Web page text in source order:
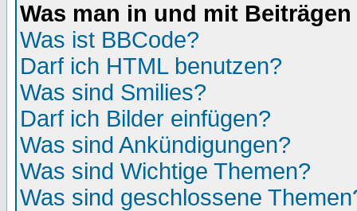
Was man in und mit
Was ist BBCode?
Darf ich HTML benutzen?
Was sind Smilies?
Darf ich Bilder einfügen?
Was sind Ankündigungen?
Was sind Wichtige Themen?
Was sind geschlossene